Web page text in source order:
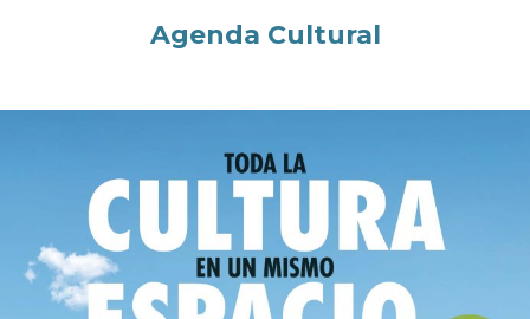
Agenda Cultural